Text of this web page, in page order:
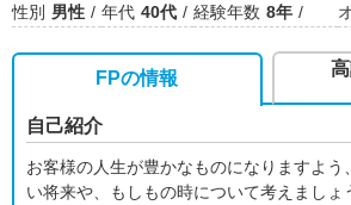
性別 男性 年代 40代 経験年数 8年
FPの情報
自己紹介
お客様の人生が豊かなものになりますよう
い将来や、もしもの時について考えましょ